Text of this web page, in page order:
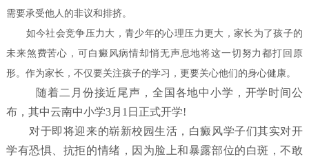
需要承受他人的非议和排挤。
如今社会竞争压力大，青少年的心理压力更大，家长为了孩子的
未来煞费苦心，可白癜风病情却悄无声息地将这一切努力都打回原
形。作为家长，不仅要关注孩子的学习，更要关心他们的身心健康。
随着二月份接近尾声，全国各地中小学，开学时间公
布，其中云南中小学3月1日正式开学!
对于即将迎来的崭新校园生活，白癜风学子们其实对开
学有恐惧、抗拒的情绪，因为脸上和暴露部位的白斑，不敢